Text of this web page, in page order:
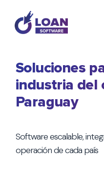
Soluciones
industria del
Paraguay
Software escalable,
operación de cada país